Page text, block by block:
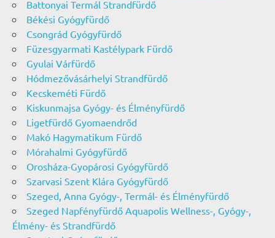
Battonyai Termál Strandfürdő
Békési Gyógyfürdő
Csongrád Gyógyfürdő
Füzesgyarmati Kastélypark Fürdő
Gyulai Várfürdő
Hódmezővásárhelyi Strandfürdő
Kecskeméti Fürdő
Kiskunmajsa Gyógy- és Élményfürdő
Ligetfürdő Gyomaendrőd
Makó Hagymatikum Fürdő
Mórahalmi Gyógyfürdő
Orosháza-Gyopárosi Gyógyfürdő
Szarvasi Szent Klára Gyógyfürdő
Szeged, Anna Gyógy-, Termál- és Élményfürdő
Szeged Napfényfürdő Aquapolis Wellness-, Gyógy-,
Élmény- és Strandfürdő